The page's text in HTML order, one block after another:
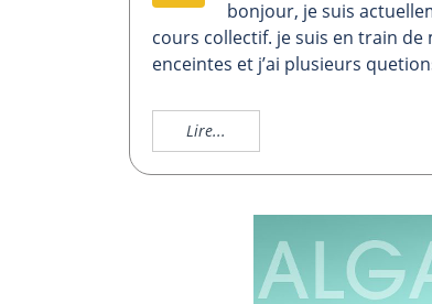
bonjour, je suis
cours collectif. je suis en train
enceintes et j’ai plusieurs
Lire...